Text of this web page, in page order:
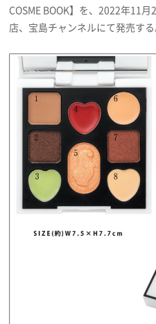
利用規約
COSME BOOK】を、2022年11
店、宝島チャンネルにて発売する